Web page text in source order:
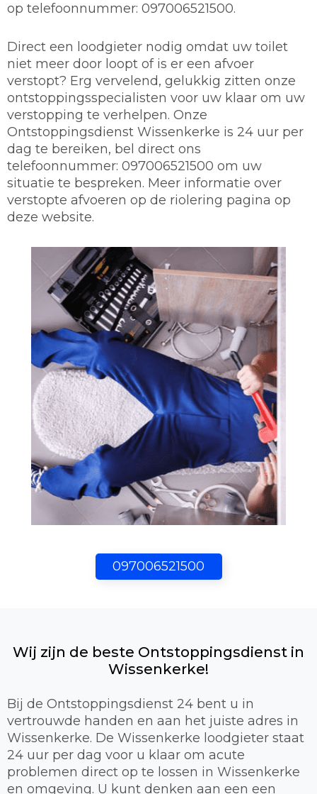
097006521500
op telefoonnummer: 097006521500.
Direct een loodgieter nodig omdat uw toilet
niet meer door loopt of is er een afvoer
verstopt? Erg vervelend, gelukkig zitten onze
ontstoppingsspecialisten voor uw klaar om uw
verstopping te verhelpen. Onze
Ontstoppingsdienst Wissenkerke is 24 uur per
dag te bereiken, bel direct ons
telefoonnummer: 097006521500 om uw
situatie te bespreken. Meer informatie over
verstopte afvoeren op de riolering pagina op
deze website.
Wij zijn de beste Ontstoppingsdienst in
Wissenkerke!
Bij de Ontstoppingsdienst 24 bent u in
vertrouwde handen en aan het juiste adres in
Wissenkerke. De Wissenkerke loodgieter staat
24 uur per dag voor u klaar om acute
problemen direct op te lossen in Wissenkerke
en omgeving. U kunt denken aan een een